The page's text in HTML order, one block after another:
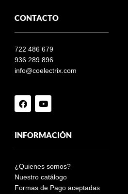
CONTACTO
722 486 679
936 289 896
info@coelectrix.com
INFORMACIÓN
¿Quienes somos?
Nuestro catálogo
Formas de Pago aceptadas